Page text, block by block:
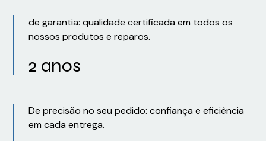
de garantia: qualidade certificada em todos os
nossos produtos e reparos.
2 anos
De precisão no seu pedido: confiança e eficiência
em cada entrega.